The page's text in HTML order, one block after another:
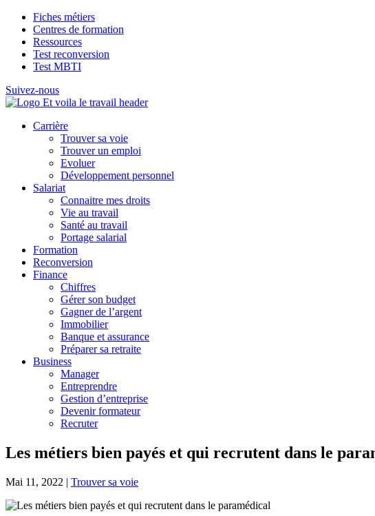
Fiches métiers
Centres de formation
Ressources
Test reconversion
Test MBTI
Suivez-nous
Carrière
Trouver sa voie
Trouver un emploi
Evoluer
Développement personnel
Salariat
Connaitre mes droits
Vie au travail
Santé au travail
Portage salarial
Formation
Reconversion
Finance
Chiffres
Gérer son budget
Gagner de l’argent
Immobilier
Banque et assurance
Préparer sa retraite
Business
Manager
Entreprendre
Gestion d’entreprise
Devenir formateur
Recruter
Les métiers bien payés et qui recrutent dans le
Mai 11, 2022 | Trouver sa voie